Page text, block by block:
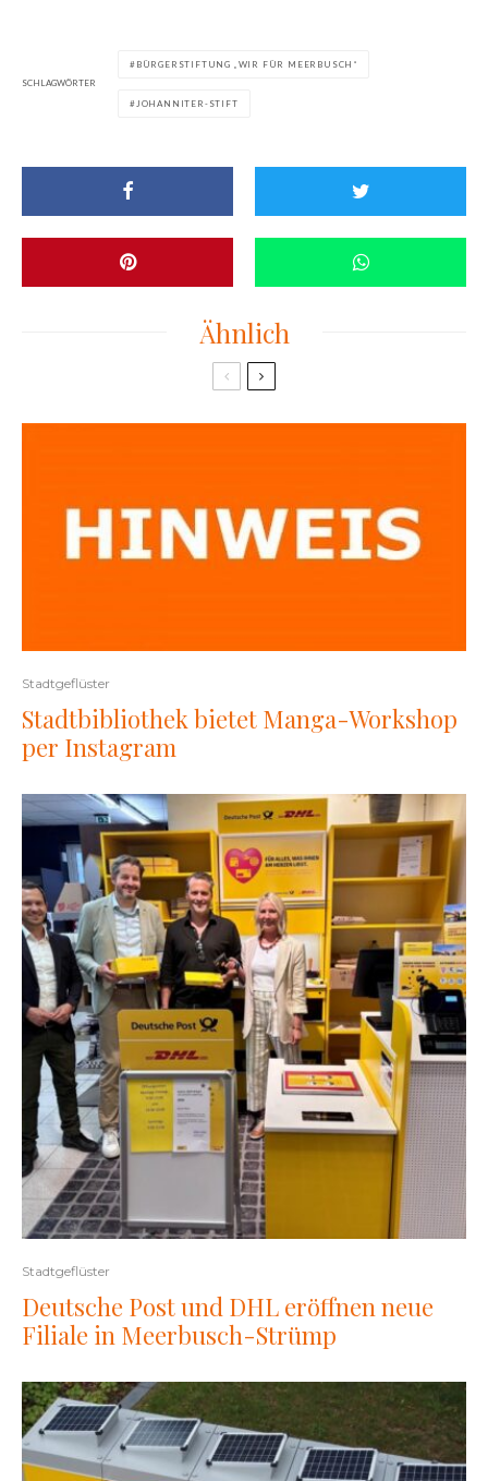
SCHLAGWÖRTER
BÜRGERSTIFTUNG „WIR FÜR MEERBUSCH“
JOHANNITER-STIFT
Ähnlich
Stadtgeflüster
Stadtbibliothek bietet Manga-Workshop
per Instagram
Stadtgeflüster
Deutsche Post und DHL eröffnen neue
Filiale in Meerbusch-Strümp